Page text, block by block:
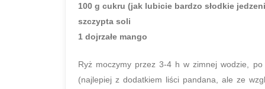
100 g cukru (jak lubicie bardzo słodkie
szczypta soli
1 dojrzałe mango
Ryż moczymy przez 3-4 h w zimnej wodzie,
(najlepiej z dodatkiem liści pandana, ale ze